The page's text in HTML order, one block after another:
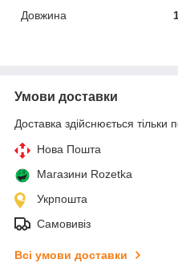
Довжина
Умови доставки
Доставка здійснюється тільки
Нова Пошта
Магазини Rozetka
Укрпошта
Самовивіз
Всі умови доставки